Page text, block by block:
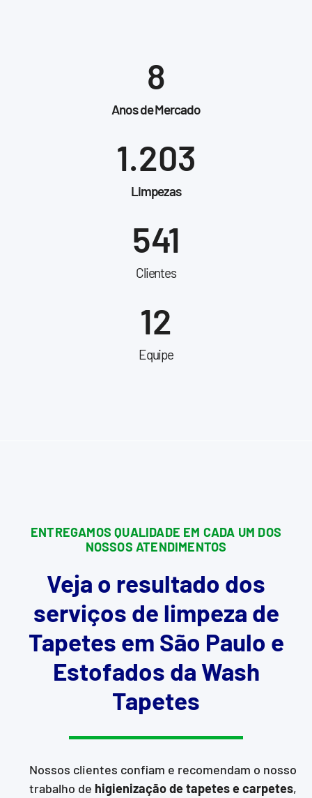
Anos de Mercado
8
Limpezas
1.203
Clientes
541
Equipe
12
ENTREGAMOS QUALIDADE EM CADA UM DOS
NOSSOS ATENDIMENTOS
Veja o resultado dos
serviços de limpeza de
Tapetes em São Paulo e
Estofados da Wash
Tapetes
Nossos clientes confiam e recomendam o nosso
trabalho de higienização de tapetes e carpetes,